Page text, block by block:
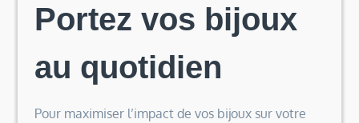
Portez vos bijoux
au quotidien
Pour maximiser l’impact de vos bijoux sur votre